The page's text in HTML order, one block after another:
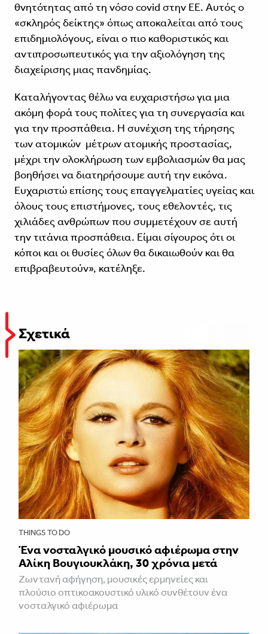
θνητότητας από τη νόσο covid στην ΕΕ. Αυτός ο
«σκληρός δείκτης» όπως αποκαλείται από τους
επιδημιολόγους, είναι ο πιο καθοριστικός και
αντιπροσωπευτικός για την αξιολόγηση της
διαχείρισης μιας πανδημίας.
Καταλήγοντας θέλω να ευχαριστήσω για μια
ακόμη φορά τους πολίτες για τη συνεργασία και
για την προσπάθεια. Η συνέχιση της τήρησης
των ατομικών μέτρων ατομικής προστασίας,
μέχρι την ολοκλήρωση των εμβολιασμών θα μας
βοηθήσει να διατηρήσουμε αυτή την εικόνα.
Ευχαριστώ επίσης τους επαγγελματίες υγείας και
όλους τους επιστήμονες, τους εθελοντές, τις
χιλιάδες ανθρώπων που συμμετέχουν σε αυτή
την τιτάνια προσπάθεια. Είμαι σίγουρος ότι οι
κόποι και οι θυσίες όλων θα δικαιωθούν και θα
επιβραβευτούν», κατέληξε.
Σχετικά
THINGS TO DO
Ένα νοσταλγικό μουσικό αφιέρωμα στην
Αλίκη Βουγιουκλάκη, 30 χρόνια μετά
Ζωντανή αφήγηση, μουσικές ερμηνείες και
πλούσιο οπτικοακουστικό υλικό συνθέτουν ένα
νοσταλγικό αφιέρωμα